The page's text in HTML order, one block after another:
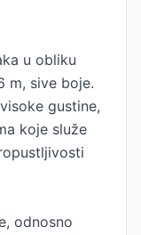
u obliku
m, sive boje.
gustine,
koje služe
odnosno